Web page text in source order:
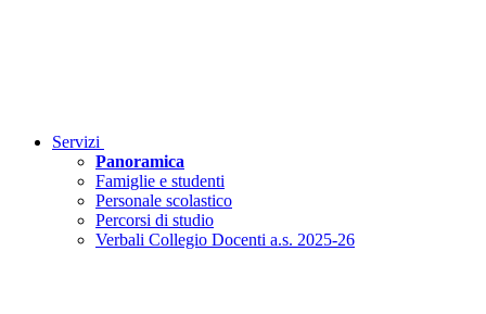
Servizi
Panoramica
Famiglie e studenti
Personale scolastico
Percorsi di studio
Verbali Collegio Docenti a.s. 2025-26